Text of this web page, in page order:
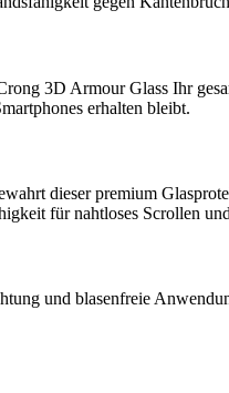
3D Armour Glass Ihr
erhalten bleibt.
dieser premium
für nahtloses Scrollen
und blasenfreie